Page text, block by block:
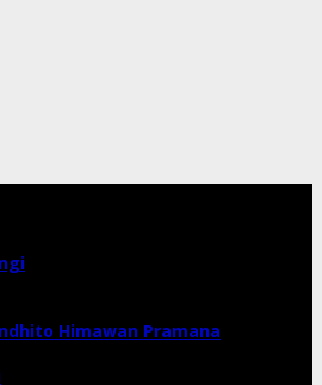
Himawan Pramana